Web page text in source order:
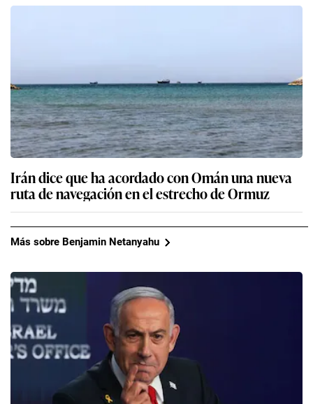
Irán dice que ha acordado con Omán una nueva
ruta de navegación en el estrecho de Ormuz
Más sobre Benjamin Netanyahu